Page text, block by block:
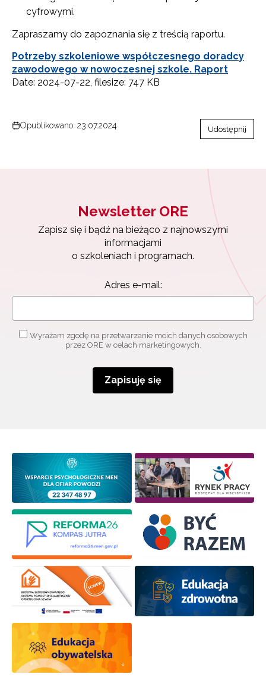
cyfrowymi.
Zapraszamy do zapoznania się z treścią raportu.
Potrzeby szkoleniowe współczesnego doradcy
zawodowego w nowoczesnej szkole. Raport
Date: 2024-07-22, filesize: 747 KB
Opublikowano: 23.07.2024 Udostępnij
Newsletter ORE
Zapisz się i bądź na bieżąco z najnowszymi
informacjami
o szkoleniach i programach.
Adres e-mail:
Wyrażam zgodę na przetwarzanie moich danych osobowych
przez ORE w celach marketingowych.
Zapisuję się
Zapisz się i bądź na bieżąco z najnowszymi
Wyrażam zgodę na przetwarzanie moich danych
osobowych przez ORE w celach marketingowych.
Zapisuję się